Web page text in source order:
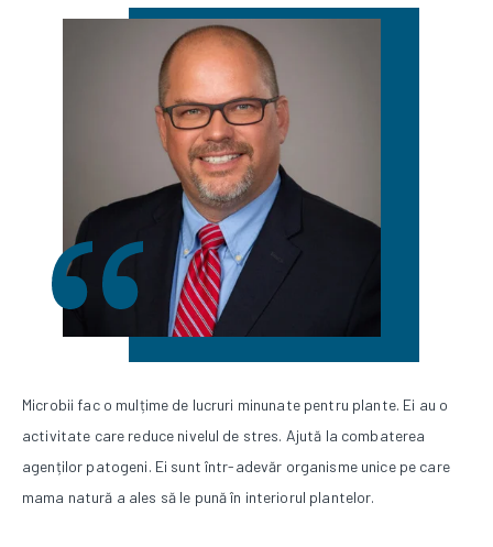
Microbii fac o mulțime de lucruri minunate pentru plante. Ei au o
activitate care reduce nivelul de stres. Ajută la combaterea
agenților patogeni. Ei sunt într-adevăr organisme unice pe care
mama natură a ales să le pună în interiorul plantelor.